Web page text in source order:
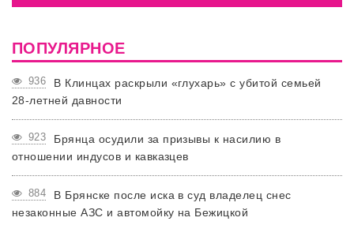
ПОПУЛЯРНОЕ
936
В Клинцах раскрыли «глухарь» с убитой семьей
28-летней давности
923
Брянца осудили за призывы к насилию в
отношении индусов и кавказцев
884
В Брянске после иска в суд владелец снес
незаконные АЗС и автомойку на Бежицкой